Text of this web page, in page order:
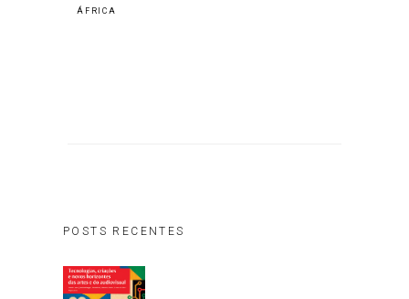
ÁFRICA
POSTS RECENTES